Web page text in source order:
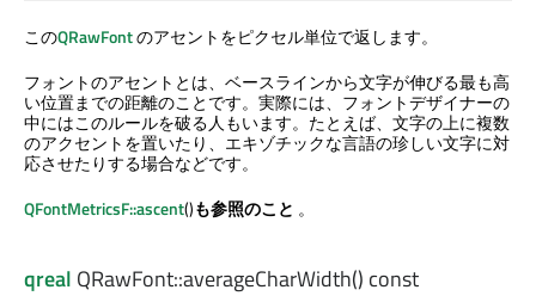
このQRawFontのアセントをピクセル単位で返します。
フォントのアセントとは、ベースラインから文字が伸びる最も高
い位置までの距離のことです。実際には、フォントデザイナーの
中にはこのルールを破る人もいます。たとえば、文字の上に複数
のアクセントを置いたり、エキゾチックな言語の珍しい文字に対
応させたりする場合などです。
QFontMetricsF::ascent()も参照のこと 。
qreal QRawFont::averageCharWidth() const